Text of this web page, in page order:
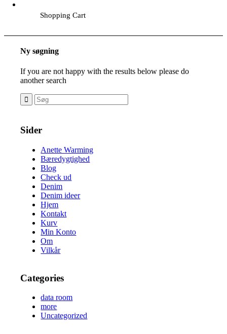
Shopping Cart
Ny søgning
If you are not happy with the results below please do
another search
Sider
Anette Warming
Bæredygtighed
Blog
Check ud
Denim
Denim ideer
Hjem
Kontakt
Kurv
Min Konto
Om
Vilkår
Categories
data room
more
Uncategorized